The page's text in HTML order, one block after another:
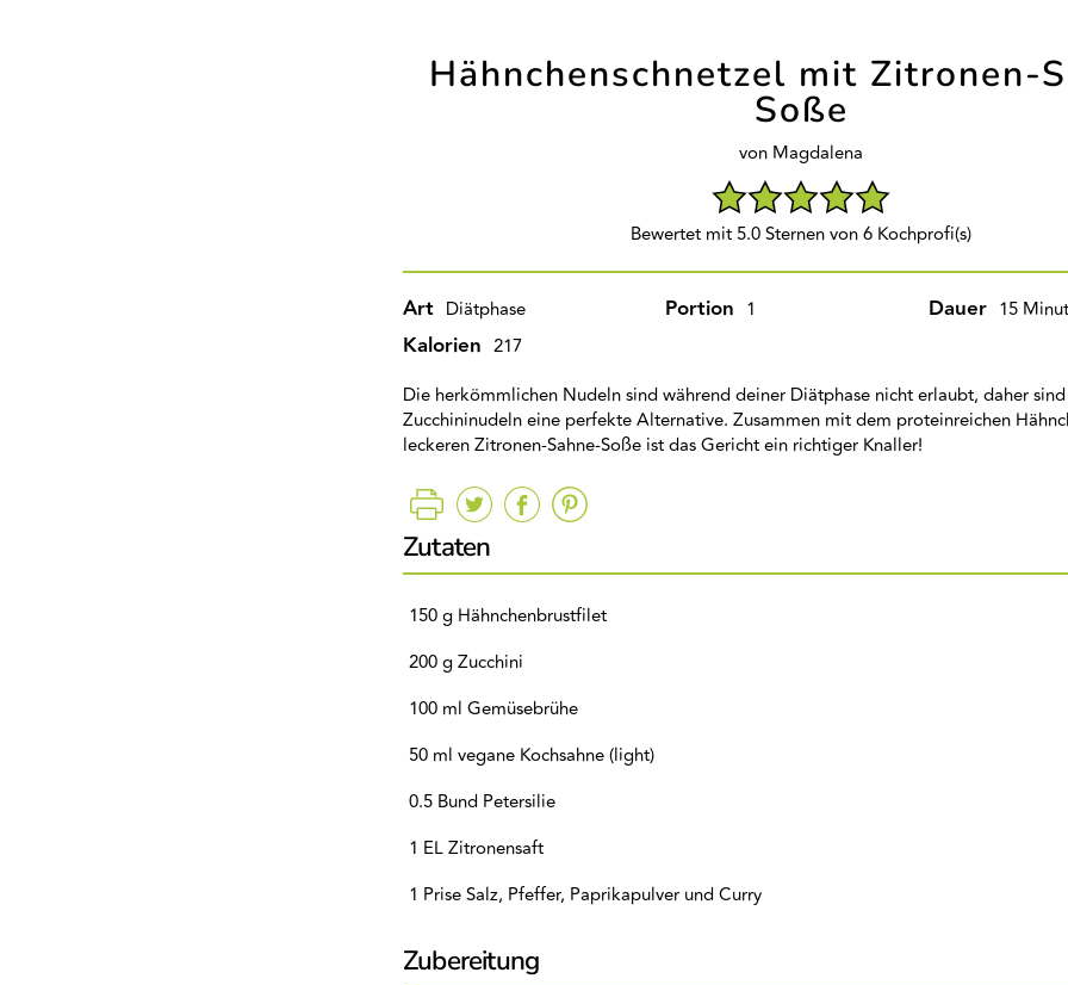
Hähnchenschnetzel mit Zitronen-
Soße
von Magdalena
Bewertet mit 5.0 Sternen von 6 Kochprofi(s)
Art Diätphase Portion 1 Dauer 15
Kalorien 217
Die herkömmlichen Nudeln sind während deiner Diätphase nicht erlaubt, daher
Zucchininudeln eine perfekte Alternative. Zusammen mit dem proteinreichen
leckeren Zitronen-Sahne-Soße ist das Gericht ein richtiger Knaller!
Zutaten
150 g Hähnchenbrustfilet
200 g Zucchini
100 ml Gemüsebrühe
50 ml vegane Kochsahne (light)
0.5 Bund Petersilie
1 EL Zitronensaft
1 Prise Salz, Pfeffer, Paprikapulver und Curry
Zubereitung